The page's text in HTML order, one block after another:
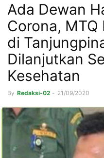
Ada Dewan
Corona, MTQ
di
Dilanjutkan
Kesehatan
By Redaksi-02 - 21/09/2020